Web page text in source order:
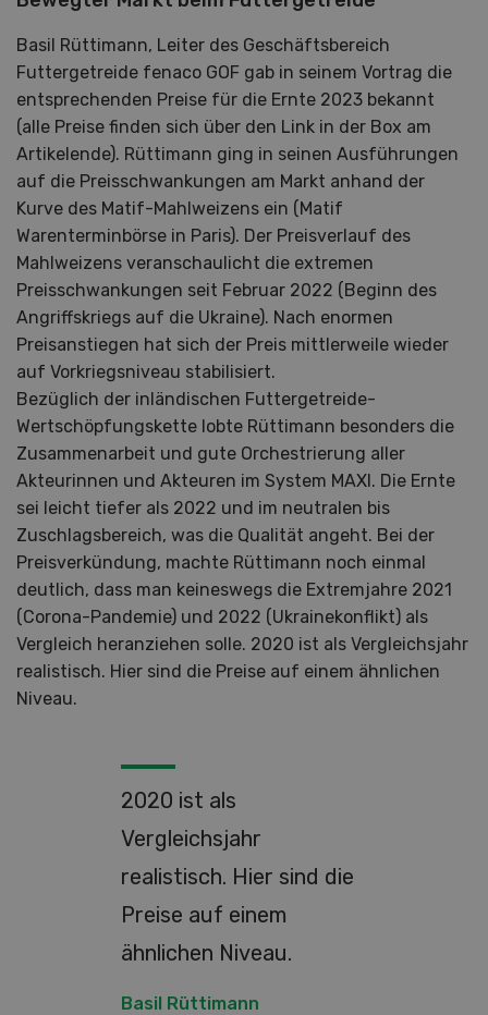
Basil Rüttimann, Leiter des Geschäftsbereich
Futtergetreide fenaco GOF gab in seinem Vortrag die
entsprechenden Preise für die Ernte 2023 bekannt
(alle Preise finden sich über den Link in der Box am
Artikelende). Rüttimann ging in seinen Ausführungen
auf die Preisschwankungen am Markt anhand der
Kurve des Matif-Mahlweizens ein (Matif
Warenterminbörse in Paris). Der Preisverlauf des
Mahlweizens veranschaulicht die extremen
Preisschwankungen seit Februar 2022 (Beginn des
Angriffskriegs auf die Ukraine). Nach enormen
Preisanstiegen hat sich der Preis mittlerweile wieder
auf Vorkriegsniveau stabilisiert.
Bezüglich der inländischen Futtergetreide-
Wertschöpfungskette lobte Rüttimann besonders die
Zusammenarbeit und gute Orchestrierung aller
Akteurinnen und Akteuren im System MAXI. Die Ernte
sei leicht tiefer als 2022 und im neutralen bis
Zuschlagsbereich, was die Qualität angeht. Bei der
Preisverkündung, machte Rüttimann noch einmal
deutlich, dass man keineswegs die Extremjahre 2021
(Corona-Pandemie) und 2022 (Ukrainekonflikt) als
Vergleich heranziehen solle. 2020 ist als Vergleichsjahr
realistisch. Hier sind die Preise auf einem ähnlichen
Niveau.
2020 ist als
Vergleichsjahr
realistisch. Hier sind die
Preise auf einem
ähnlichen Niveau.
Basil Rüttimann